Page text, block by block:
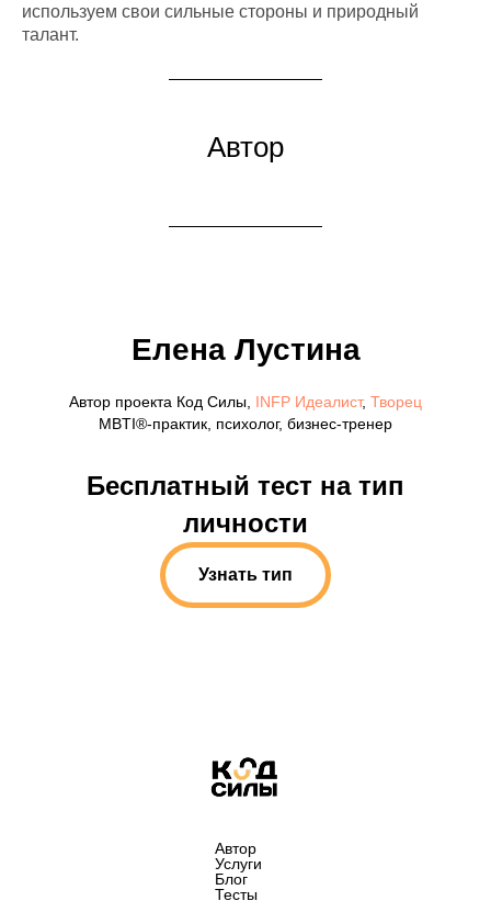
используем свои сильные стороны и природный
талант.
Автор
Елена Лустина
Автор проекта Код Силы, INFP Идеалист, Творец
MBTI®-практик, психолог, бизнес-тренер
Бесплатный тест на тип
личности
Узнать тип
Автор
Услуги
Блог
Тесты